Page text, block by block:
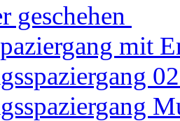
geschehen
mit